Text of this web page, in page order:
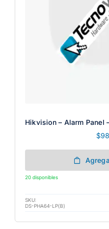
Hikvision – Alarm Panel
$
20 disponibles
SKU:
DS-PHA64-LP(B)